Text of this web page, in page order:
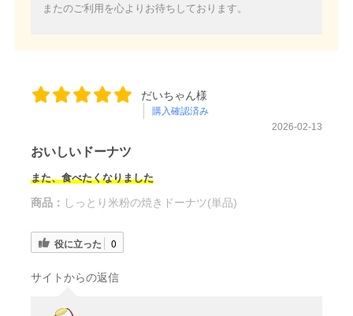
またのご利用を心よりお待ちしております。
だいちゃん様
購入確認済み
2026-02-13
おいしいドーナツ
また、食べたくなりました
商品： しっとり米粉の焼きドーナツ(単品)
役に立った 0
サイトからの返信